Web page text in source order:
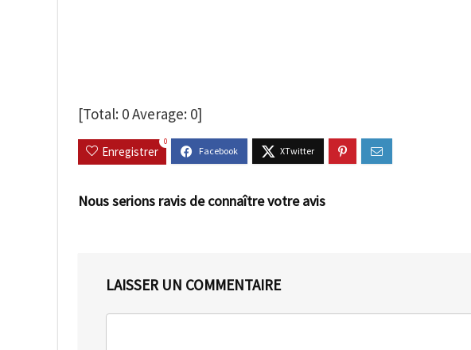
[Total: 0Average: 0]
Enregistrer
0
Nous serions ravis de connaître votre avis
LAISSER UN COMMENTAIRE